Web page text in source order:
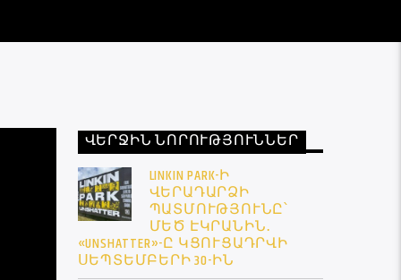
ՎԵՐՋԻՆ ՆՈՐՈՒԹՅՈՒՆՆԵՐ
LINKIN PARK-Ի
ՎԵՐԱԴԱՐՁԻ
ՊԱՏՄՈՒԹՅՈՒՆԸ՝
ՄԵԾ ԷԿՐԱՆԻՆ․
«UNSHATTER»-Ը ԿՑՈՒՑԱԴՐՎԻ
ՍԵՊՏԵՄԲԵՐԻ 30-ԻՆ